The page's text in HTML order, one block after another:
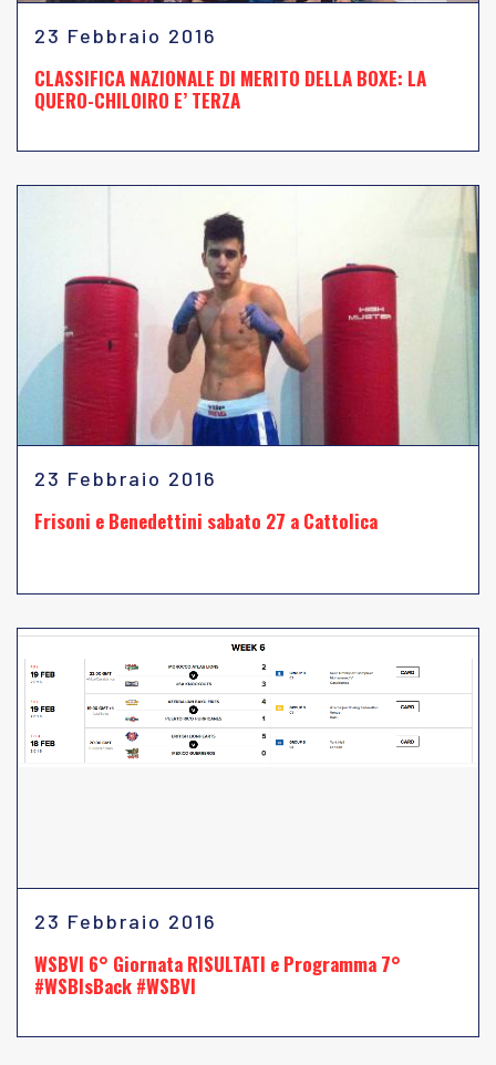
23 Febbraio 2016
CLASSIFICA NAZIONALE DI MERITO DELLA BOXE: LA
QUERO-CHILOIRO E’ TERZA
23 Febbraio 2016
Frisoni e Benedettini sabato 27 a Cattolica
23 Febbraio 2016
WSBVI 6° Giornata RISULTATI e Programma 7°
#WSBIsBack #WSBVI